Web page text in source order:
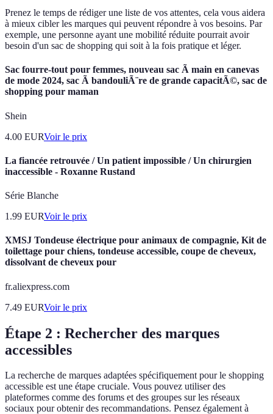
Prenez le temps de rédiger une liste de vos attentes, cela vous aidera
à mieux cibler les marques qui peuvent répondre à vos besoins. Par
exemple, une personne ayant une mobilité réduite pourrait avoir
besoin d'un sac de shopping qui soit à la fois pratique et léger.
Sac fourre-tout pour femmes, nouveau sac Ã main en canevas
de mode 2024, sac Ã bandouliÃ¨re de grande capacitÃ©, sac de
shopping pour maman
Shein
4.00 EURVoir le prix
La fiancée retrouvée / Un patient impossible / Un chirurgien
inaccessible - Roxanne Rustand
Série Blanche
1.99 EURVoir le prix
XMSJ Tondeuse électrique pour animaux de compagnie, Kit de
toilettage pour chiens, tondeuse accessible, coupe de cheveux,
dissolvant de cheveux pour
fr.aliexpress.com
7.49 EURVoir le prix
Étape 2 : Rechercher des marques
accessibles
La recherche de marques adaptées spécifiquement pour le shopping
accessible est une étape cruciale. Vous pouvez utiliser des
plateformes comme des forums et des groupes sur les réseaux
sociaux pour obtenir des recommandations. Pensez également à